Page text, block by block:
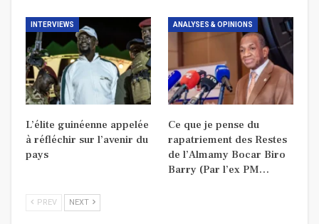
INTERVIEWS
L’élite guinéenne appelée
à réfléchir sur l’avenir du
pays
ANALYSES & OPINIONS
Ce que je pense du
rapatriement des Restes
de l’Almamy Bocar Biro
Barry (Par l’ex PM…
PREV NEXT